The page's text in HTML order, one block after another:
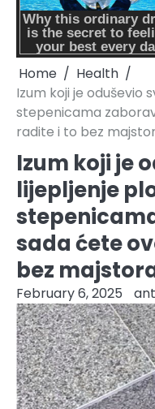
Home
Health
Izum koji je oduševio
stepenicama
radite i to bez
Izum koji je
lijepljenje
sada ćete
bez
February 6, 2025